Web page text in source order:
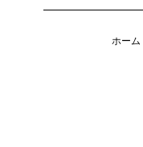
ホーム